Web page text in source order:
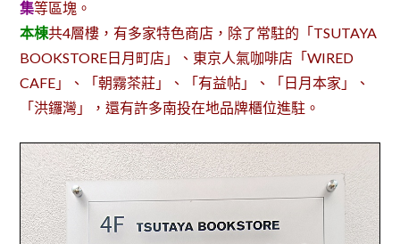
集等區塊。
本棟共4層樓，有多家特色商店，除了常駐的「TSUTAYA
BOOKSTORE日月町店」、東京人氣咖啡店「WIRED
CAFE」、「朝霧茶莊」、「有益帖」、「日月本家」、
「洪鑼灣」，還有許多南投在地品牌櫃位進駐。